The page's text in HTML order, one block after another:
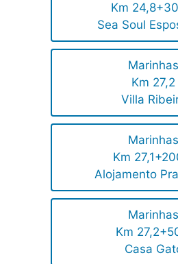
Km
Sea Soul
Marinhas
Km 27,2
Villa
Marinhas
Km
Alojamento
Marinhas
Km
Casa